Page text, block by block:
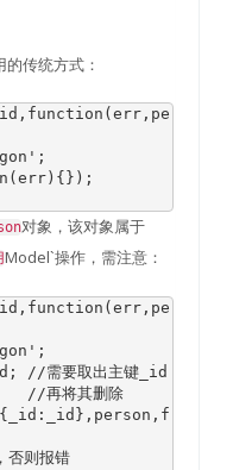
传统方式：
id , function ( err , pe
;
( err ){});
对象，该对象属于
Model`操作，需注意：
id , function ( err , pe
;
;
//需要取出主键_id
//再将其删除
_id : _id }, person , f
否则报错